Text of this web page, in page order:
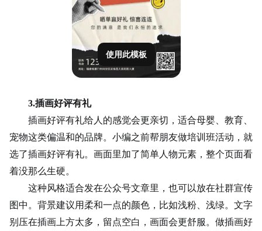
使用此模板
3.插画好评有礼
插画好评有礼给人的感觉会更亲切，适合母婴、教育、
宠物这类偏温和的品牌。小编之前帮朋友做培训班活动，就
选了插画好评有礼。画面里加了简单人物元素，整个页面看
着没那么生硬。
这种风格适合发在公众号文章里，也可以放在社群宣传
图中。背景建议用柔和一点的颜色，比如浅粉、浅绿。文字
别压在插画上方太多，留点空白，画面会更舒服。做插画好